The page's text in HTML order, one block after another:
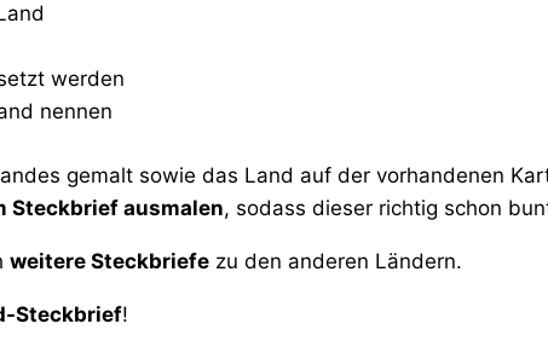
werden
nennen
gemalt sowie das Land auf der vorhandenen
Steckbrief ausmalen, sodass dieser richtig schon
weitere Steckbriefe zu den anderen Ländern.
Steckbrief!